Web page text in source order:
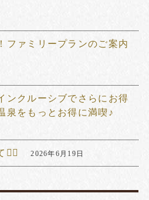
ファミリープランのご案内
ンクルーシブでさらにお得
泉をもっとお得に満喫♪
2026年6月19日